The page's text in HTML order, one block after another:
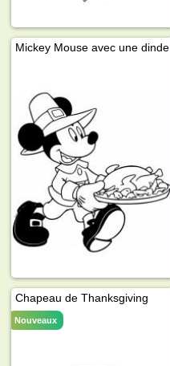
Mickey Mouse avec une dinde
Chapeau de Thanksgiving
Nouveaux